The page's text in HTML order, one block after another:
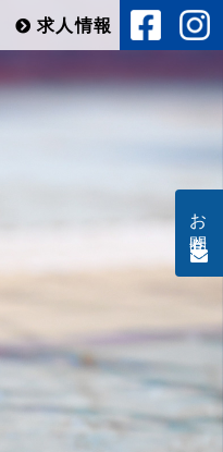
お問合せ
求人情報